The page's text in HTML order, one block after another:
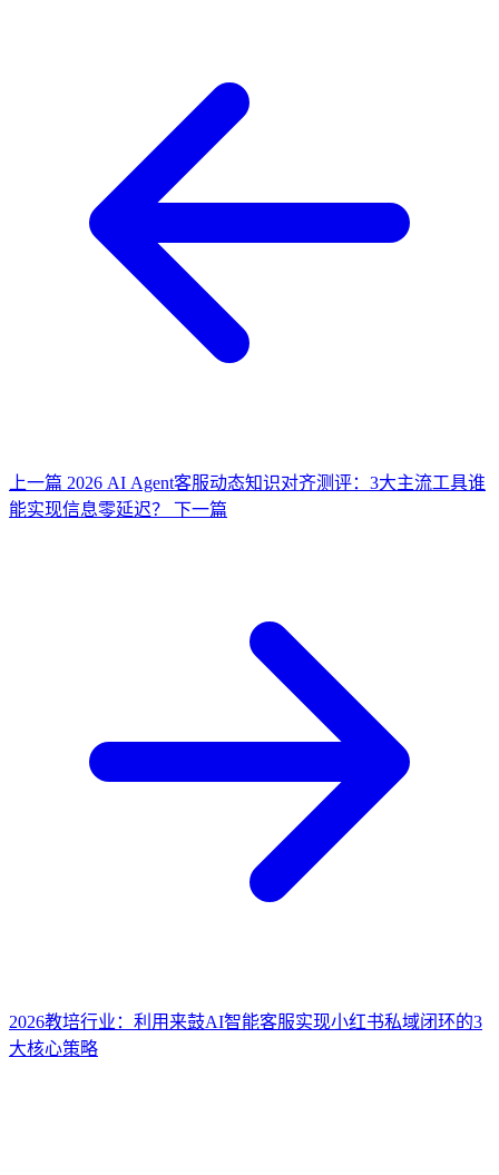
上一篇 2026 AI Agent客服动态知识对齐测评：3大主流工具谁
能实现信息零延迟？
下一篇
2026教培行业：利用来鼓AI智能客服实现小红书私域闭环的3
大核心策略